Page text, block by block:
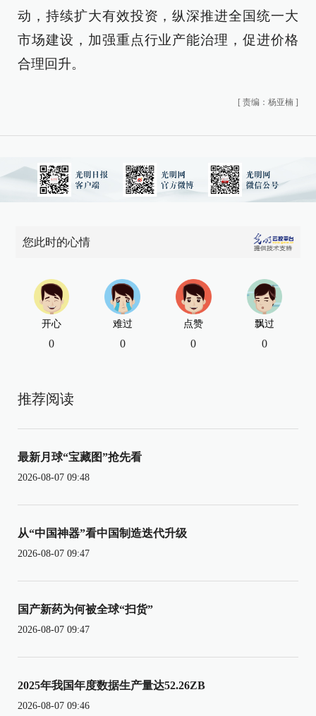
动，持续扩大有效投资，纵深推进全国统一大
市场建设，加强重点行业产能治理，促进价格
合理回升。
[ 责编：杨亚楠 ]
您此时的心情
开心
0
难过
0
点赞
0
飘过
0
推荐阅读
最新月球“宝藏图”抢先看
2026-08-07 09:48
从“中国神器”看中国制造迭代升级
2026-08-07 09:47
国产新药为何被全球“扫货”
2026-08-07 09:47
2025年我国年度数据生产量达52.26ZB
2026-08-07 09:46